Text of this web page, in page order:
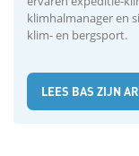
klimhalmanager en
klim- en bergsport.
LEES BAS ZIJN